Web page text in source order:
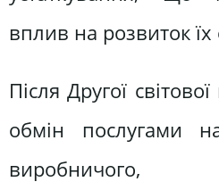
вплив на розвиток їх
Після Другої
обмін послугами
виробничого,